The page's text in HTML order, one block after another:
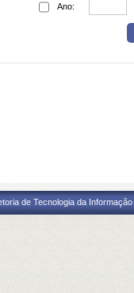
Ano:
de Tecnologia da